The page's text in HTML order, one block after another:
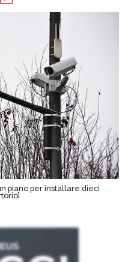
piano per installare dieci